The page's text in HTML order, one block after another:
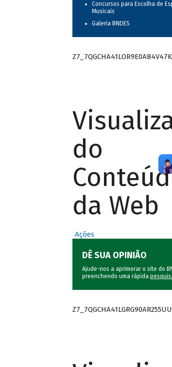
Concursos para Escolha de
Musicais
Galeria BNDES
do
da Web
Ações
DÊ SUA OPINIÃO
Ajude-nos a aprimorar o site do
preenchendo uma rápida